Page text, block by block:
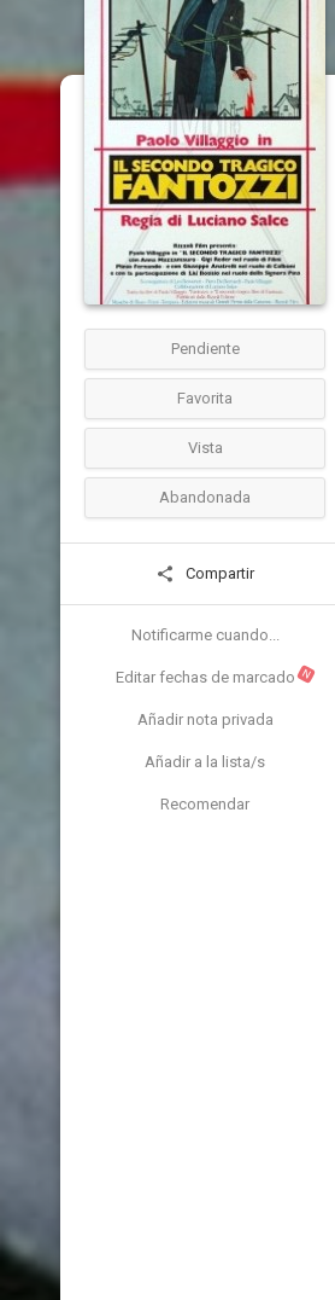
Pendiente
Favorita
Vista
Abandonada
Compartir
Notificarme cuando...
Editar fechas de marcado N
Añadir nota privada
Añadir a la lista/s
Recomendar